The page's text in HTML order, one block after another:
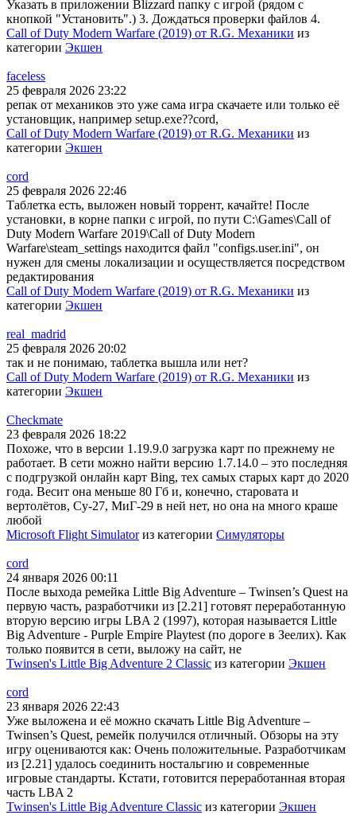
Указать в приложении Blizzard папку с игрой (рядом с
кнопкой "Установить".) 3. Дождаться проверки файлов 4.
Call of Duty Modern Warfare (2019) от R.G. Механики из
категории Экшен
faceless
25 февраля 2026 23:22
репак от механиков это уже сама игра скачаете или только её
установщик, например setup.exe??cord,
Call of Duty Modern Warfare (2019) от R.G. Механики из
категории Экшен
cord
25 февраля 2026 22:46
Таблетка есть, выложен новый торрент, качайте! После
установки, в корне папки с игрой, по пути C:\Games\Call of
Duty Modern Warfare 2019\Call of Duty Modern
Warfare\steam_settings находится файл "configs.user.ini", он
нужен для смены локализации и осуществляется посредством
редактирования
Call of Duty Modern Warfare (2019) от R.G. Механики из
категории Экшен
real_madrid
25 февраля 2026 20:02
так и не понимаю, таблетка вышла или нет?
Call of Duty Modern Warfare (2019) от R.G. Механики из
категории Экшен
Checkmate
23 февраля 2026 18:22
Похоже, что в версии 1.19.9.0 загрузка карт по прежнему не
работает. В сети можно найти версию 1.7.14.0 – это последняя
с подгрузкой онлайн карт Bing, тех самых старых карт до 2020
года. Весит она меньше 80 Гб и, конечно, старовата и
вертолётов, Су-27, МиГ-29 в ней нет, но она на много краше
любой
Microsoft Flight Simulatorиз категории Симуляторы
cord
24 января 2026 00:11
После выхода ремейка Little Big Adventure – Twinsen’s Quest на
первую часть, разработчики из [2.21] готовят переработанную
вторую версию игры LBA 2 (1997), которая называется Little
Big Adventure - Purple Empire Playtest (по дороге в Зеелих). Как
только появится в сети, выложу на сайт, не
Twinsen's Little Big Adventure 2 Classic из категории Экшен
cord
23 января 2026 22:43
Уже выложена и её можно скачать Little Big Adventure –
Twinsen’s Quest, ремейк получился отличный. Обзоры на эту
игру оцениваются как: Очень положительные. Разработчикам
из [2.21] удалось соединить ностальгию и современные
игровые стандарты. Кстати, готовится переработанная вторая
часть LBA 2
Twinsen's Little Big Adventure Classic из категории Экшен